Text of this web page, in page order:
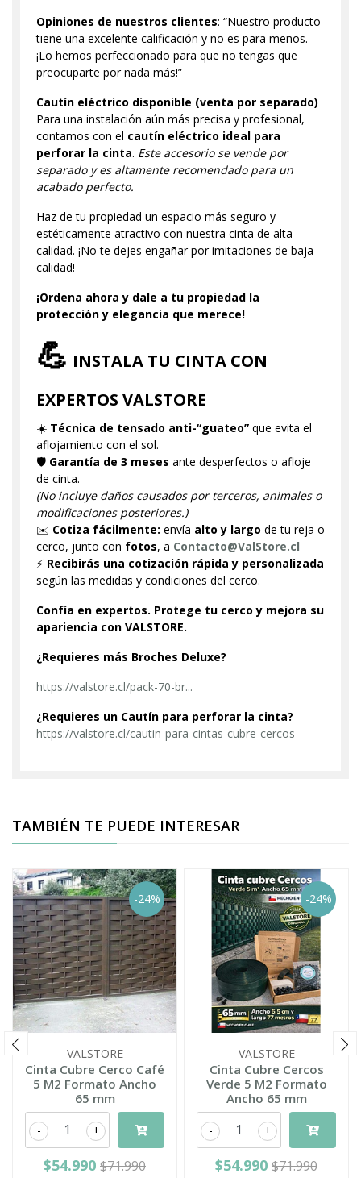
Opiniones de nuestros clientes: “Nuestro producto
tiene una excelente calificación y no es para menos.
¡Lo hemos perfeccionado para que no tengas que
preocuparte por nada más!”
Cautín eléctrico disponible (venta por separado)
Para una instalación aún más precisa y profesional,
contamos con el cautín eléctrico ideal para
perforar la cinta. Este accesorio se vende por
separado y es altamente recomendado para un
acabado perfecto.
Haz de tu propiedad un espacio más seguro y
estéticamente atractivo con nuestra cinta de alta
calidad. ¡No te dejes engañar por imitaciones de baja
calidad!
¡Ordena ahora y dale a tu propiedad la
protección y elegancia que merece!
💪 INSTALA TU CINTA CON
EXPERTOS VALSTORE
☀️ Técnica de tensado anti-“guateo” que evita el
aflojamiento con el sol.
🛡️ Garantía de 3 meses ante desperfectos o afloje
de cinta.
(No incluye daños causados por terceros, animales o
modificaciones posteriores.)
✉️ Cotiza fácilmente: envía alto y largo de tu reja o
cerco, junto con fotos, a Contacto@ValStore.cl
⚡ Recibirás una cotización rápida y personalizada
según las medidas y condiciones del cerco.
Confía en expertos. Protege tu cerco y mejora su
apariencia con VALSTORE.
¿Requieres más Broches Deluxe?
https://valstore.cl/pack-70-br...
¿Requieres un Cautín para perforar la cinta?
https://valstore.cl/cautin-para-cintas-cubre-cercos
TAMBIÉN TE PUEDE INTERESAR
-24%
VALSTORE
Cinta Cubre Cerco Café
5 M2 Formato Ancho
65 mm
+
-
$54.990 $71.990
-24%
VALSTORE
Cinta Cubre Cercos
Verde 5 M2 Formato
Ancho 65 mm
+
-
$54.990 $71.990